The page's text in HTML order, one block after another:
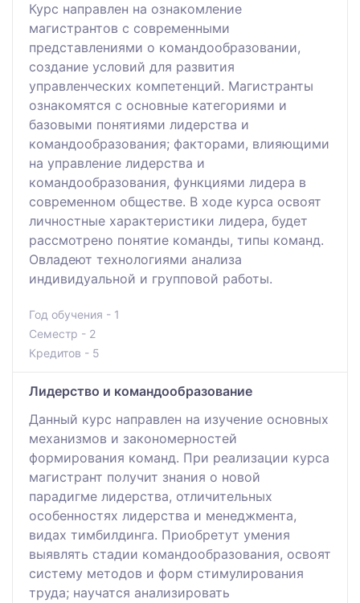
Курс направлен на ознакомление
магистрантов с современными
представлениями о командообразовании,
создание условий для развития
управленческих компетенций. Магистранты
ознакомятся с основные категориями и
базовыми понятиями лидерства и
командообразования; факторами, влияющими
на управление лидерства и
командообразования, функциями лидера в
современном обществе. В ходе курса освоят
личностные характеристики лидера, будет
рассмотрено понятие команды, типы команд.
Овладеют технологиями анализа
индивидуальной и групповой работы.
Год обучения - 1
Семестр - 2
Кредитов - 5
Лидерство и командообразование
Данный курс направлен на изучение основных
механизмов и закономерностей
формирования команд. При реализации курса
магистрант получит знания о новой
парадигме лидерства, отличительных
особенностях лидерства и менеджмента,
видах тимбилдинга. Приобретут умения
выявлять стадии командообразования, освоят
систему методов и форм стимулирования
труда; научатся анализировать